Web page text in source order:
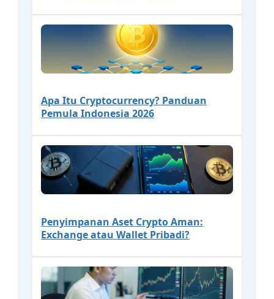
Apa Itu Cryptocurrency? Panduan
Pemula Indonesia 2026
Penyimpanan Aset Crypto Aman:
Exchange atau Wallet Pribadi?